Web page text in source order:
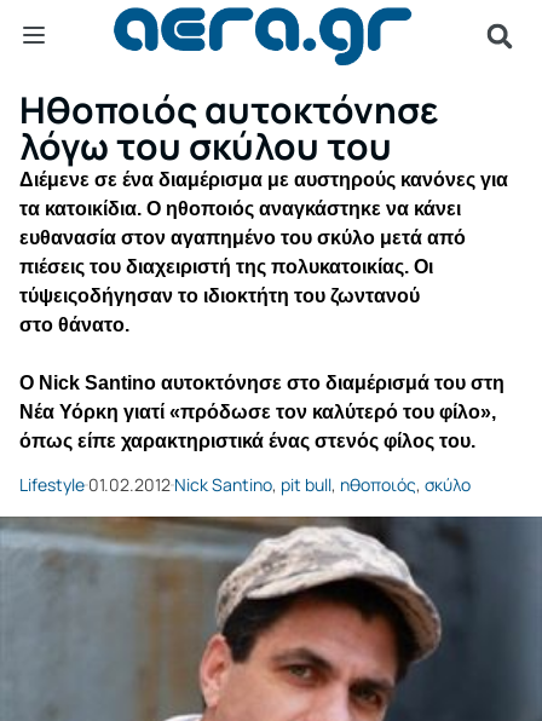
Ηθοποιός αυτοκτόνησε
λόγω του σκύλου του
Διέμενε σε ένα διαμέρισμα με αυστηρούς κανόνες για
τα κατοικίδια. Ο ηθοποιός αναγκάστηκε να κάνει
ευθανασία στον αγαπημένο του σκύλο μετά από
πιέσεις του διαχειριστή της πολυκατοικίας. Οι
τύψειςοδήγησαν το ιδιοκτήτη του ζωντανού
στο θάνατο.
Ο Nick Santino αυτοκτόνησε στο διαμέρισμά του στη
Νέα Υόρκη γιατί «πρόδωσε τον καλύτερό του φίλο»,
όπως είπε χαρακτηριστικά ένας στενός φίλος του.
Lifestyle 01.02.2012 Nick Santino, pit bull, ηθοποιός, σκύλο